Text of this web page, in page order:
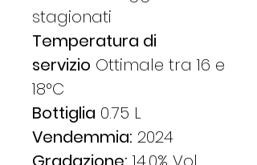
stagionati
Temperatura di
servizio Ottimale tra 16 e
18°C
Bottiglia 0.75 L
Vendemmia: 2024